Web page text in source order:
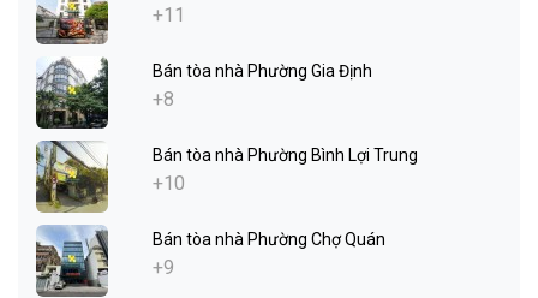
+11
Bán tòa nhà Phường Gia Định
+8
Bán tòa nhà Phường Bình Lợi Trung
+10
Bán tòa nhà Phường Chợ Quán
+9